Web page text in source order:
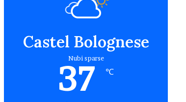
Castel Bolognese
Nubi sparse
37 ℃